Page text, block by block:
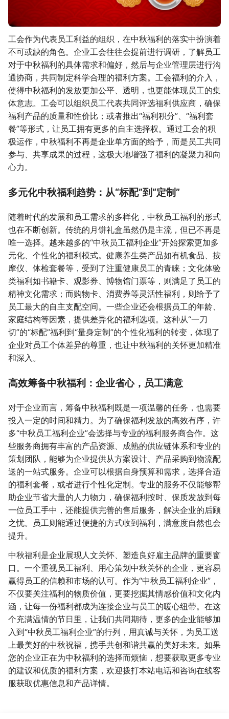
工会作为代表员工利益的组织，在中秋福利的落实中扮演着
不可或缺的角色。企业工会往往会提前进行调研，了解员工
对于中秋福利的具体需求和偏好，然后与企业管理层进行沟
通协商，共同制定科学合理的福利方案。工会福利的介入，
使得中秋福利的发放更加公平、透明，也更能体现员工的集
体意志。工会可以组织员工代表共同评选福利供应商，确保
福利产品的质量和性价比；或者推出“福利积分”、“福利套
餐”等形式，让员工拥有更多的自主选择权。通过工会的积
极运作，中秋福利不再是企业单方面的给予，而是员工共同
参与、共享成果的过程，这极大地增强了福利的凝聚力和向
心力。
多元化中秋福利趋势：从“标配”到“定制”
随着时代的发展和员工需求的多样化，中秋员工福利的形式
也在不断创新。传统的月饼礼盒虽然仍是主流，但已不再是
唯一选择。越来越多的“中秋员工福利企业”开始探索更加多
元化、个性化的福利模式。健康养生类产品如有机食品、按
摩仪、体检套餐等，受到了注重健康员工的青睐；文化体验
类福利如书籍卡、观影券、博物馆门票等，则满足了员工的
精神文化需求；而购物卡、消费券等灵活性福利，则给予了
员工最大的自主支配空间。一些企业还会根据员工的年龄、
家庭结构等因素，提供差异化的福利选项。这种从“一刀
切”的“标配”福利到“量身定制”的个性化福利的转变，体现了
企业对员工个体差异的尊重，也让中秋福利的关怀更加精准
和深入。
高效筹备中秋福利：企业省心，员工满意
对于企业而言，筹备中秋福利既是一项温馨的任务，也需要
投入一定的时间和精力。为了确保福利发放的高效有序，许
多“中秋员工福利企业”会选择与专业的福利服务商合作。这
些服务商拥有丰富的产品资源、成熟的供应链体系和专业的
策划团队，能够为企业提供从方案设计、产品采购到物流配
送的一站式服务。企业可以根据自身预算和需求，选择合适
的福利套餐，或者进行个性化定制。专业的服务不仅能够帮
助企业节省大量的人力物力，确保福利按时、保质发放到每
一位员工手中，还能提供完善的售后服务，解决企业的后顾
之忧。员工则能通过便捷的方式收到福利，满意度自然也会
提升。
中秋福利是企业展现人文关怀、塑造良好雇主品牌的重要窗
口。一个重视员工福利、用心策划中秋关怀的企业，更容易
赢得员工的信赖和市场的认可。作为“中秋员工福利企业”，
不仅要关注福利的物质价值，更要挖掘其情感价值和文化内
涵，让每一份福利都成为连接企业与员工的暖心纽带。在这
个充满温情的节日里，让我们共同期待，更多的企业能够加
入到“中秋员工福利企业”的行列，用真诚与关怀，为员工送
上最美好的中秋祝福，携手共创和谐共赢的美好未来。如果
您的企业正在为中秋福利的选择而烦恼，想要获取更多专业
的建议和优质的福利方案，欢迎拨打本站电话和咨询在线客
服获取优惠信息和产品详情。